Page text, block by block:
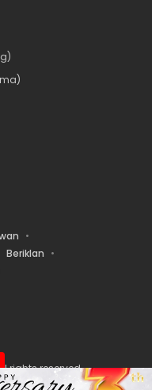
Beriklan
rights reserved.